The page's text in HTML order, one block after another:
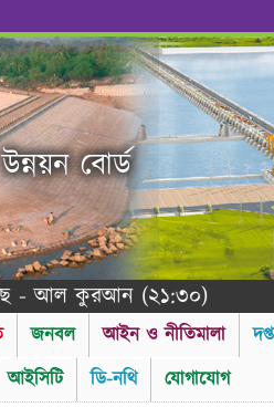
বোর্ড
কুরআন (২১:৩০)
জনবল আইন ও নীতিমালা
আইসিটি ডি-নথি যোগাযোগ